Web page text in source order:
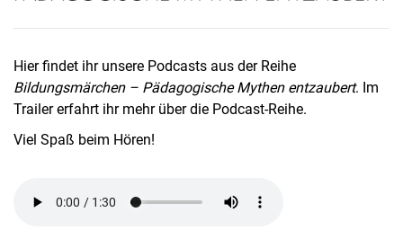
Hier findet ihr unsere Podcasts aus der Reihe
Bildungsmärchen – Pädagogische Mythen entzaubert. Im
Trailer erfahrt ihr mehr über die Podcast-Reihe.
Viel Spaß beim Hören!